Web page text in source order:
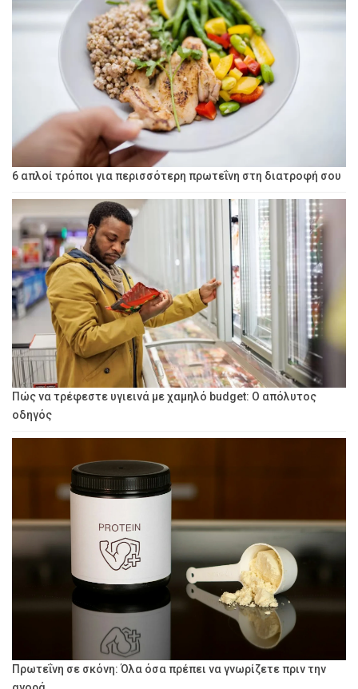
6 απλοί τρόποι για περισσότερη πρωτεΐνη στη διατροφή σου
Πώς να τρέφεστε υγιεινά με χαμηλό budget: Ο απόλυτος
οδηγός
Πρωτεΐνη σε σκόνη: Όλα όσα πρέπει να γνωρίζετε πριν την